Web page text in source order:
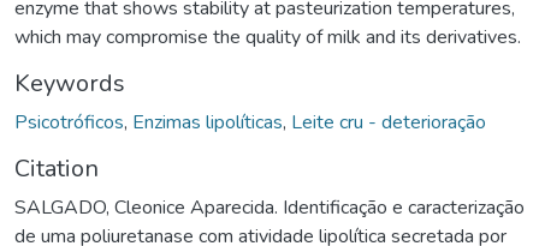
enzyme that shows stability at pasteurization temperatures,
which may compromise the quality of milk and its derivatives.
Keywords
Psicotróficos, Enzimas lipolíticas, Leite cru - deterioração
Citation
SALGADO, Cleonice Aparecida. Identificação e caracterização
de uma poliuretanase com atividade lipolítica secretada por